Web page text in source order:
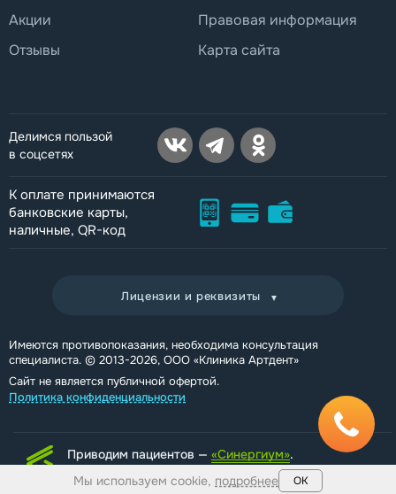
Делимся пользой
в соцсетях
К оплате принимаются
банковские карты,
наличные, QR-код
Лицензии и реквизиты
Акции
Отзывы
Правовая информация
Карта сайта
Имеются противопоказания, необходима консультация
специалиста. © 2013-2026, ООО «Клиника Артдент»
Сайт не является публичной офертой.
Политика конфиденциальности
Приводим пациентов — «Синергиум».
Комплексное развитие проекта
Мы используем cookie, подробнее ОК